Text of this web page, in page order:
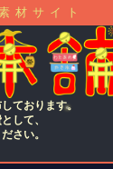
材サイト
ております。
して、
さい。